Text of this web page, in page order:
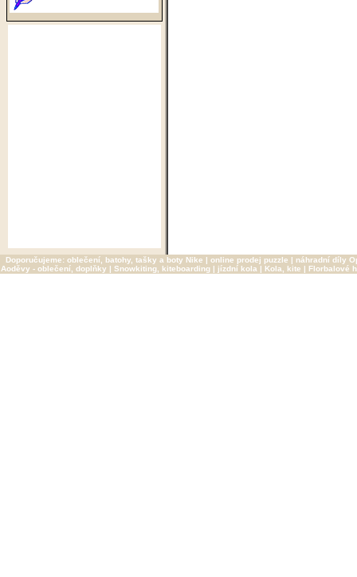
Doporučujeme: oblečení, batohy, tašky a boty Nike | online prodej puzzle | náhradní díly
Aoděvy - oblečení, doplňky | Snowkiting, kiteboarding | jízdní kola | Kola, kite | Florbalové